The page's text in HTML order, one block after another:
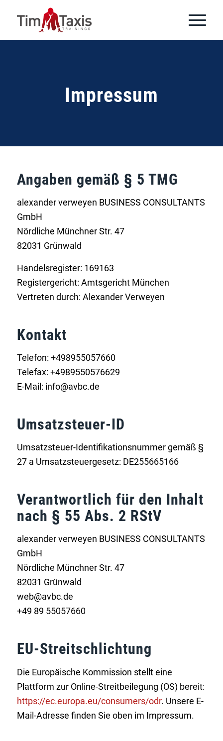
Impressum
Angaben gemäß § 5 TMG
alexander verweyen BUSINESS CONSULTANTS
GmbH
Nördliche Münchner Str. 47
82031 Grünwald
Handelsregister: 169163
Registergericht: Amtsgericht München
Vertreten durch: Alexander Verweyen
Kontakt
Telefon: +498955057660
Telefax: +4989550576629
E-Mail: info@avbc.de
Umsatzsteuer-ID
Umsatzsteuer-Identifikationsnummer gemäß §
27 a Umsatzsteuergesetz: DE255665166
Verantwortlich für den Inhalt
nach § 55 Abs. 2 RStV
alexander verweyen BUSINESS CONSULTANTS
GmbH
Nördliche Münchner Str. 47
82031 Grünwald
web@avbc.de
+49 89 55057660
EU-Streitschlichtung
Die Europäische Kommission stellt eine
Plattform zur Online-Streitbeilegung (OS) bereit:
https://ec.europa.eu/consumers/odr. Unsere E-
Mail-Adresse finden Sie oben im Impressum.